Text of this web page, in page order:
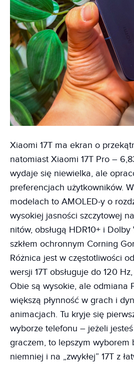
Xiaomi 17T ma ekran o
natomiast Xiaomi 17T Pro –
wydaje się niewielka, ale
preferencjach użytkowników.
modelach to AMOLED-y o
wysokiej jasności szczytowej
nitów, obsługą HDR10+ i
szkłem ochronnym Corning
Różnica jest w częstotliwości
wersji 17T obsługuje do 120
Obie są wysokie, ale odmiana
większą płynność w grach i
animacjach. Tu kryje się
wyborze telefonu – jeżeli
graczem, to lepszym wyborem
niemniej i na „zwykłej” 17T z